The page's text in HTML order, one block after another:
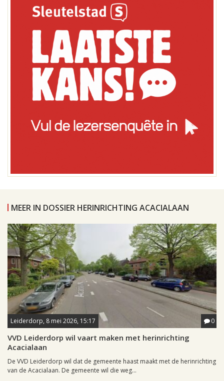
MEER IN DOSSIER HERINRICHTING ACACIALAAN
Leiderdorp, 8 mei 2026, 15:17 0
VVD Leiderdorp wil vaart maken met herinrichting
Acacialaan
De VVD Leiderdorp wil dat de gemeente haast maakt met de herinrichting
van de Acacialaan. De gemeente wil die weg...